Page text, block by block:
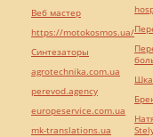
Веб мастер
https://motokosmos.ua/
Синтезаторы
agrotechnika.com.ua
perevod.agency
europeservice.com.ua
mk-translations.ua